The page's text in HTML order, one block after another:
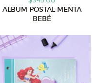
ALBUM POSTAL MENTA
BEBÉ